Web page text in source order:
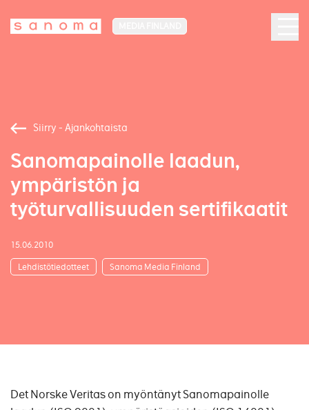
Siirry - Ajankohtaista
Sanomapainolle laadun,
ympäristön ja
työturvallisuuden sertifikaatit
15.06.2010
Lehdistötiedotteet Sanoma Media Finland
Det Norske Veritas on myöntänyt Sanomapainolle